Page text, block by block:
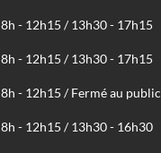
8h - 12h15 / 13h30 - 17h15
8h - 12h15 / 13h30 - 17h15
8h - 12h15 / Fermé au public
8h - 12h15 / 13h30 - 16h30